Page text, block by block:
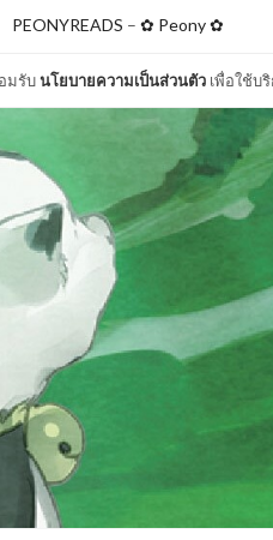
มรับนโยบายความเป็นส่วนตัว เพื่อใช้บ
PEONYREADS – ✿ Peony ✿